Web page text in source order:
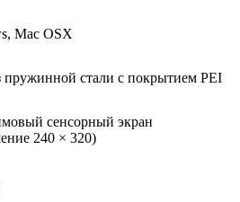
Mac OSX
пружинной стали с покрытием PEI
сенсорный экран
240 × 320)